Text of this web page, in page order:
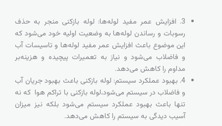
3. افزایش عمر مفید لوله‌ها: لوله بازکنی منجر به حذف
رسوبات و رساندن لوله‌ها به وضعیت اولیه خود می‌شود که
این موضوع باعث افزایش عمر مفید لوله‌ها و تاسیسات آب
و فاضلاب می‌شود و نیاز به تعمیرات پیچیده و هزینه‌بر
مداوم را کاهش می‌دهد.
4. بهبود عملکرد سیستم: لوله بازکنی باعث بهبود جریان آب
و فاضلاب در سیستم می‌شود،لوله بازکنی با تراکم هوا که نه
تنها باعث بهبود عملکرد سیستم می‌شود بلکه نیز میزان
آسیب دیدگی به سیستم را کاهش می‌دهد.